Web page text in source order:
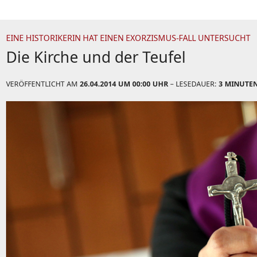
EINE HISTORIKERIN HAT EINEN EXORZISMUS-FALL UNTERSUCHT
Die Kirche und der Teufel
VERÖFFENTLICHT AM 26.04.2014 UM 00:00 UHR – LESEDAUER: 3